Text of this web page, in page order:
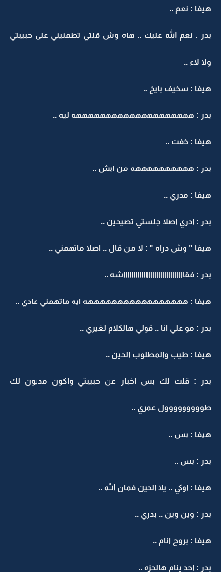
هيفا : نعم ..
بدر : نعم الله عليك .. هاه وش قلتي تطمنيني على حبيبتي
ولا لاء ..
هيفا : سخيف بايخ ..
بدر : ههههههههههههههههههههه ليه ..
هيفا : خفت ..
بدر : ههههههههههه من ايش ..
هيفا : مدري ..
بدر : ادري اصلا جلستي تصيحين ..
هيفا " وش دراه " : لا من قال .. اصلا ماتهمني ..
بدر : فقاااااااااااااااااااااااااااااااشه ..
هيفا : هههههههههههههههههه ايه ماتهمني عادي ..
بدر : مو علي انا .. قولي هالكلام لغيري ..
هيفا : طيب والمطلوب الحين ..
بدر : قلت لك بس اخبار عن حبيبتي واكون مديون لك
طووووووووول عمري ..
هيفا : بس ..
بدر : بس ..
هيفا : اوكي .. يلا الحين فمان الله ..
بدر : وين وين .. بدري ..
هيفا : بروح انام ..
بدر : احد ينام هالحزه ..